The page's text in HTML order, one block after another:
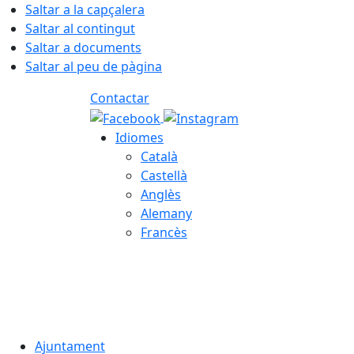
Saltar a la capçalera
Saltar al contingut
Saltar a documents
Saltar al peu de pàgina
Contactar
Idiomes
Català
Castellà
Anglès
Alemany
Francès
Ajuntament